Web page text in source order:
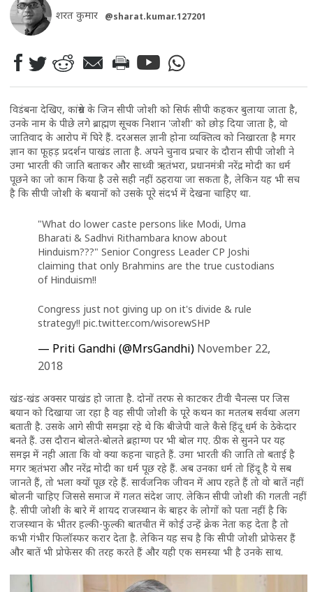
शरत कुमार @sharat.kumar.127201
विडंबना देखिए, कांग्रेस के जिन सीपी जोशी को सिर्फ सीपी कहकर बुलाया जाता है,
उनके नाम के पीछे लगे ब्राह्मण सूचक निशान 'जोशी' को छोड़ दिया जाता है, वो
जातिवाद के आरोप में घिरे हैं. दरअसल ज्ञानी होना व्यक्तित्व को निखारता है मगर
ज्ञान का फूहड़ प्रदर्शन पाखंड लाता है. अपने चुनाव प्रचार के दौरान सीपी जोशी ने
उमा भारती की जाति बताकर और साध्वी ऋतंभरा, प्रधानमंत्री नरेंद्र मोदी का धर्म
पूछने का जो काम किया है उसे सही नहीं ठहराया जा सकता है, लेकिन यह भी सच
है कि सीपी जोशी के बयानों को उसके पूरे संदर्भ में देखना चाहिए था.
"What do lower caste persons like Modi, Uma
Bharati & Sadhvi Rithambara know about
Hinduism???" Senior Congress Leader CP Joshi
claiming that only Brahmins are the true custodians
of Hinduism!!
Congress just not giving up on it's divide & rule
strategy!! pic.twitter.com/wisorewSHP
— Priti Gandhi (@MrsGandhi) November 22,
2018
खंड-खंड अक्सर पाखंड हो जाता है. दोनों तरफ से काटकर टीवी चैनल्स पर जिस
बयान को दिखाया जा रहा है वह सीपी जोशी के पूरे कथन का मतलब सर्वथा अलग
बताती है. उसके आगे सीपी समझा रहे थे कि बीजेपी वाले कैसे हिंदू धर्म के ठेकेदार
बनते हैं. उस दौरान बोलते-बोलते ब्रहाम्ण पर भी बोल गए. ठीक से सुनने पर यह
समझ में नही आता कि वो क्या कहना चाहते हैं. उमा भारती की जाति तो बताई है
मगर ऋतंभरा और नरेंद्र मोदी का धर्म पूछ रहे हैं. अब उनका धर्म तो हिंदू है ये सब
जानते हैं, तो भला क्यों पूछ रहे हैं. सार्वजनिक जीवन में आप रहते हैं तो वो बातें नहीं
बोलनी चाहिए जिससे समाज में गलत संदेश जाए. लेकिन सीपी जोशी की गलती नहीं
है. सीपी जोशी के बारे में शायद राजस्थान के बाहर के लोगों को पता नहीं है कि
राजस्थान के भीतर हल्की-फुल्की बातचीत में कोई उन्हें क्रेक नेता कह देता है तो
कभी गंभीर फिलॉस्फर करार देता है. लेकिन यह सच है कि सीपी जोशी प्रोफेसर हैं
और बातें भी प्रोफेसर की तरह करते हैं और यही एक समस्या भी है उनके साथ.